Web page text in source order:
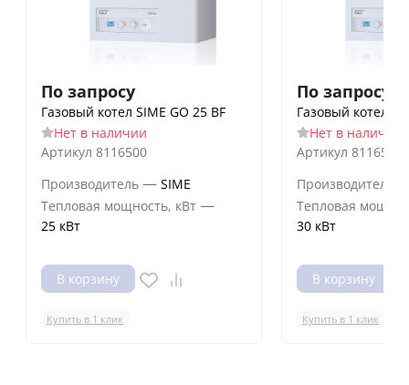
По запросу
Газовый котел SIME GO 25 BF
Нет в наличии
Артикул 8116500
Производитель — SIME
Тепловая мощность, кВт —
25 кВт
В корзину
Купить в 1 клик
По запросу
Газовый котел
Нет в наличии
Артикул 8116502
Производитель
Тепловая
30 кВт
В корзину
Купить в 1 клик